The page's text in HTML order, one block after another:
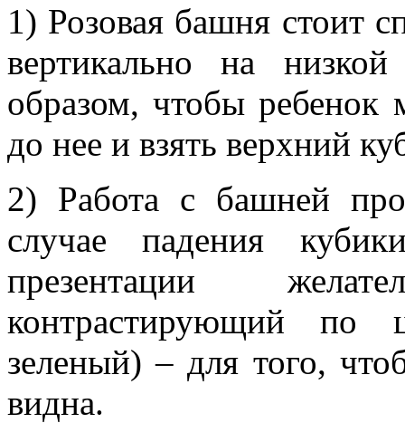
1) Розовая башня стоит
вертикально на
образом, чтобы ребенок
до нее и взять верхний
2) Работа с башней
случае падения
презентации
контрастирующий по
зеленый) – для того,
видна.